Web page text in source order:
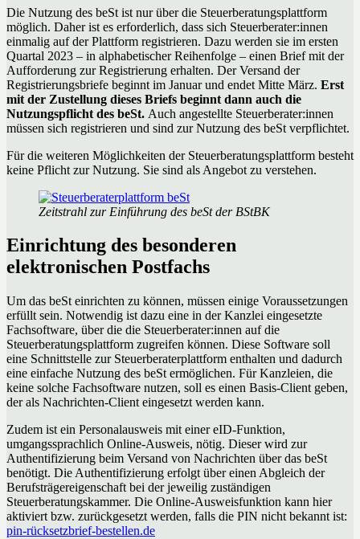
Die Nutzung des beSt ist nur über die Steuerberatungsplattform
möglich. Daher ist es erforderlich, dass sich Steuerberater:innen
einmalig auf der Plattform registrieren. Dazu werden sie im ersten
Quartal 2023 – in alphabetischer Reihenfolge – einen Brief mit der
Aufforderung zur Registrierung erhalten. Der Versand der
Registrierungsbriefe beginnt im Januar und endet Mitte März. Erst
mit der Zustellung dieses Briefs beginnt dann auch die
Nutzungspflicht des beSt. Auch angestellte Steuerberater:innen
müssen sich registrieren und sind zur Nutzung des beSt verpflichtet.
Für die weiteren Möglichkeiten der Steuerberatungsplattform besteht
keine Pflicht zur Nutzung. Sie sind als Angebot zu verstehen.
Zeitstrahl zur Einführung des beSt der BStBK
Einrichtung des besonderen
elektronischen Postfachs
Um das beSt einrichten zu können, müssen einige Voraussetzungen
erfüllt sein. Notwendig ist dazu eine in der Kanzlei eingesetzte
Fachsoftware, über die die Steuerberater:innen auf die
Steuerberatungsplattform zugreifen können. Diese Software soll
eine Schnittstelle zur Steuerberaterplattform enthalten und dadurch
eine einfache Nutzung des beSt ermöglichen. Für Kanzleien, die
keine solche Fachsoftware nutzen, soll es einen Basis-Client geben,
der als Nachrichten-Client eingesetzt werden kann.
Zudem ist ein Personalausweis mit einer eID-Funktion,
umgangssprachlich Online-Ausweis, nötig. Dieser wird zur
Authentifizierung beim Versand von Nachrichten über das beSt
benötigt. Die Authentifizierung erfolgt über einen Abgleich der
Berufsträgereigenschaft bei der jeweilig zuständigen
Steuerberatungskammer. Die Online-Ausweisfunktion kann hier
aktiviert bzw. zurückgesetzt werden, falls die PIN nicht bekannt ist:
pin-rücksetzbrief-bestellen.de